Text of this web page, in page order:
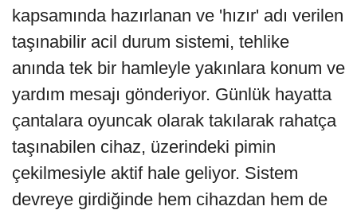
kapsamında hazırlanan ve 'hızır' adı verilen
taşınabilir acil durum sistemi, tehlike
anında tek bir hamleyle yakınlara konum ve
yardım mesajı gönderiyor. Günlük hayatta
çantalara oyuncak olarak takılarak rahatça
taşınabilen cihaz, üzerindeki pimin
çekilmesiyle aktif hale geliyor. Sistem
devreye girdiğinde hem cihazdan hem de